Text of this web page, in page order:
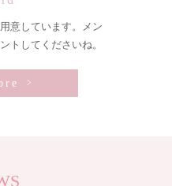
意しています。メン
トしてくださいね。